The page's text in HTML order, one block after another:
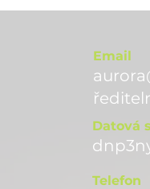
Email
ře
Datová
Telefon